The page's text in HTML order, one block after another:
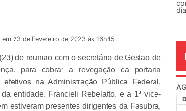
em 23 de Fevereiro de 2023 às 16h45
de reunião com o secretário de Gestão de
para cobrar a revogação da portaria
na Administração Pública Federal.
entidade, Francieli Rebelatto, e a 1ª vice-
estiveram presentes dirigentes da Fasubra,